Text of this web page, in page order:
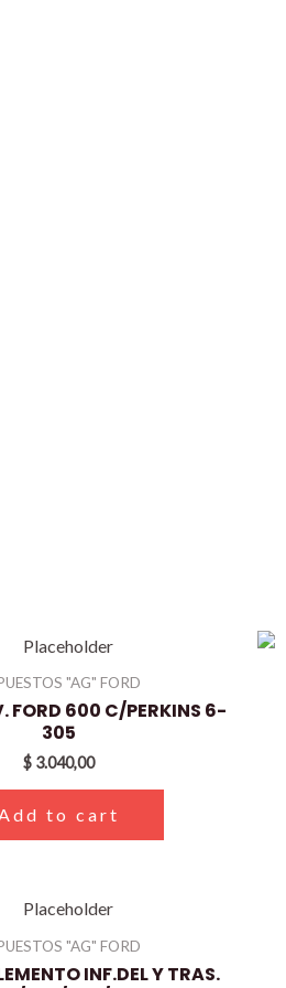
"AG" FORD
FORD 600 C/PERKINS 6-
305
$ 3.040,00
to cart
"AG" FORD
INF.DEL Y TRAS.